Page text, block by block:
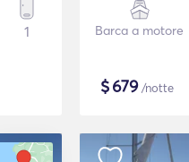
1 Barca a motore
$679/notte